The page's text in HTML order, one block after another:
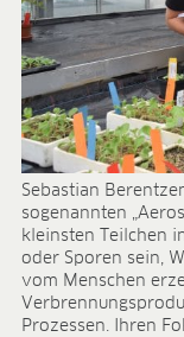
Benefits
Ausbildung
Das sagt unser
Kontakt
Virtual Reality
Produktblätter
Zertifikate
Broschüren
Sebastian
sogenannten
kleinsten Teilchen
oder Sporen sein,
vom Menschen
Prozessen. Ihren